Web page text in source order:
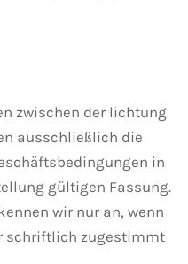
zwischen der lichtung
ausschließlich die
in
gültigen Fassung.
wir nur an, wenn
schriftlich zugestimmt